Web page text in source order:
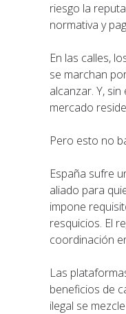
riesgo la
normativa y
En las calles,
se marchan
alcanzar. Y,
mercado
Pero esto no
España sufre
aliado para
impone
resquicios. El
coordinación
Las
beneficios de
ilegal se